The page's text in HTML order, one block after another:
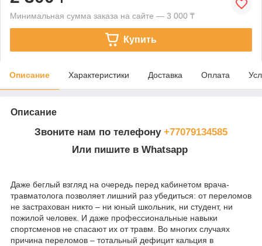
Минимальная сумма заказа на сайте — 3 000 ₸
Купить
Описание Характеристики Доставка Оплата
Описание
Звоните нам по телефону +77079134585
Или пишите в Whatsapp
Даже беглый взгляд на очередь перед кабинетом врача-
травматолога позволяет лишний раз убедиться: от переломов
не застрахован никто – ни юный школьник, ни студент, ни
пожилой человек. И даже профессиональные навыки
спортсменов не спасают их от травм. Во многих случаях
причина переломов – тотальный дефицит кальция в